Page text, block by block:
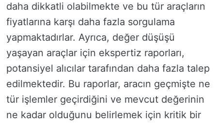
daha dikkatli olabilmekte ve bu tür araçların
fiyatlarına karşı daha fazla sorgulama
yapmaktadırlar. Ayrıca, değer düşüşü
yaşayan araçlar için ekspertiz raporları,
potansiyel alıcılar tarafından daha fazla talep
edilmektedir. Bu raporlar, aracın geçmişte ne
tür işlemler geçirdiğini ve mevcut değerinin
ne kadar olduğunu belirlemek için kritik bir